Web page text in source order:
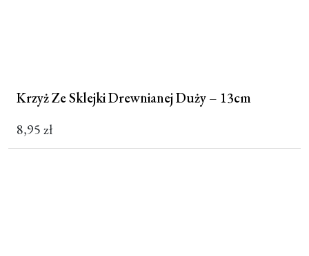
Krzyż Ze Sklejki Drewnianej Duży – 13cm
8,95zł